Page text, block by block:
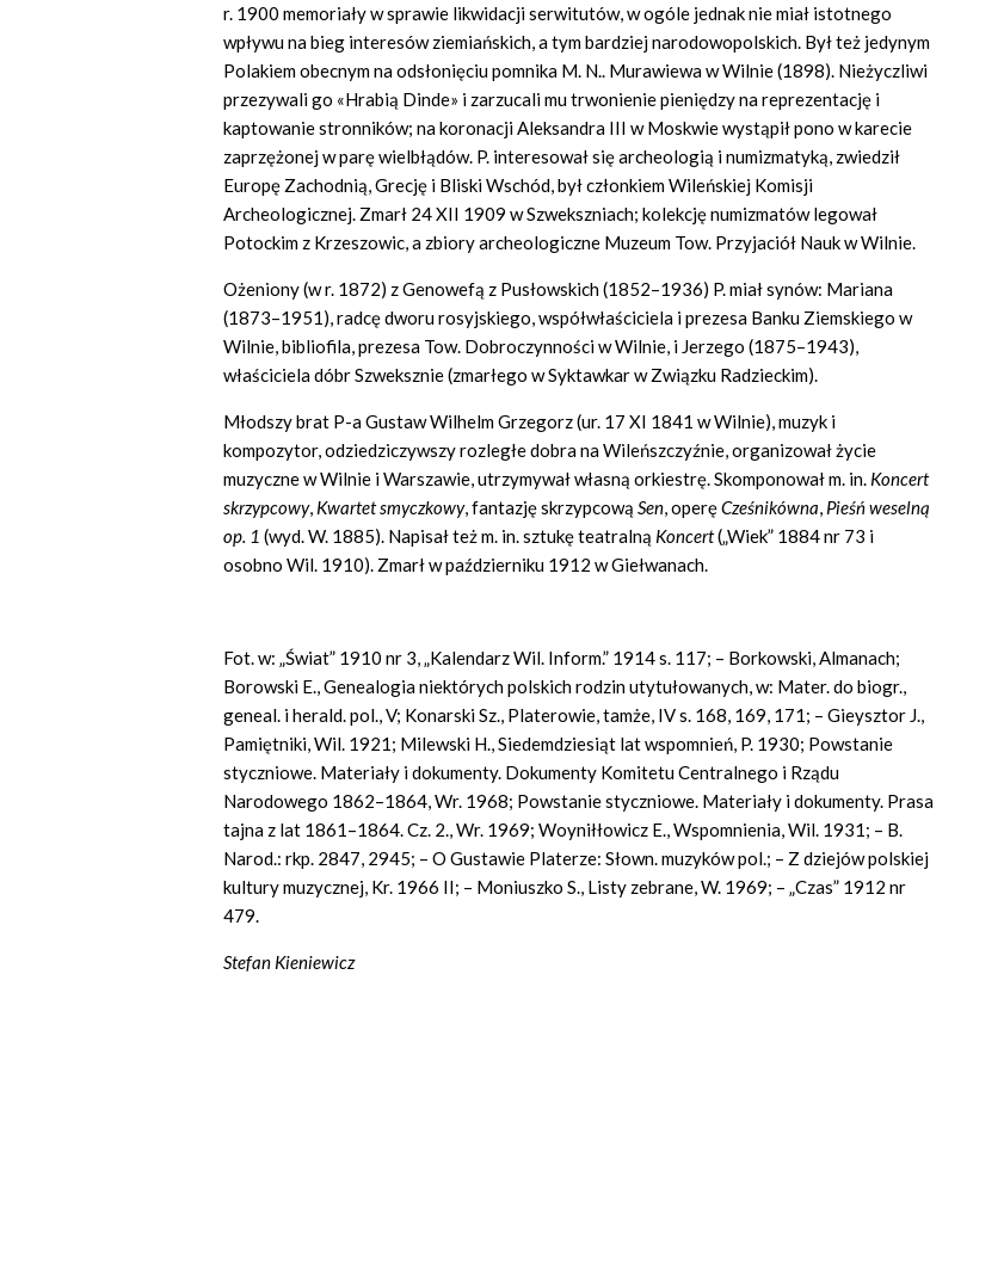
r. 1900 memoriały w sprawie likwidacji serwitutów, w ogóle jednak nie miał istotnego
wpływu na bieg interesów ziemiańskich, a tym bardziej narodowopolskich. Był też jedynym
Polakiem obecnym na odsłonięciu pomnika M. N.. Murawiewa w Wilnie (1898). Nieżyczliwi
przezywali go «Hrabią Dinde» i zarzucali mu trwonienie pieniędzy na reprezentację i
kaptowanie stronników; na koronacji Aleksandra III w Moskwie wystąpił pono w karecie
zaprzężonej w parę wielbłądów. P. interesował się archeologią i numizmatyką, zwiedził
Europę Zachodnią, Grecję i Bliski Wschód, był członkiem Wileńskiej Komisji
Archeologicznej. Zmarł 24 XII 1909 w Szwekszniach; kolekcję numizmatów legował
Potockim z Krzeszowic, a zbiory archeologiczne Muzeum Tow. Przyjaciół Nauk w Wilnie.
Ożeniony (w r. 1872) z Genowefą z Pusłowskich (1852–1936) P. miał synów: Mariana
(1873–1951), radcę dworu rosyjskiego, współwłaściciela i prezesa Banku Ziemskiego w
Wilnie, bibliofila, prezesa Tow. Dobroczynności w Wilnie, i Jerzego (1875–1943),
właściciela dóbr Szweksznie (zmarłego w Syktawkar w Związku Radzieckim).
Młodszy brat P-a Gustaw Wilhelm Grzegorz (ur. 17 XI 1841 w Wilnie), muzyk i
kompozytor, odziedziczywszy rozległe dobra na Wileńszczyźnie, organizował życie
muzyczne w Wilnie i Warszawie, utrzymywał własną orkiestrę. Skomponował m. in. Koncert
skrzypcowy, Kwartet smyczkowy,fantazję skrzypcową Sen,operęCześnikówna, Pieśń weselną
op. 1 (wyd. W. 1885). Napisał też m. in. sztukę teatralną Koncert(„Wiek” 1884 nr 73 i
osobno Wil. 1910). Zmarł w październiku 1912 w Giełwanach.
Fot. w: „Świat” 1910 nr 3, „Kalendarz Wil. Inform.” 1914 s. 117; – Borkowski, Almanach;
Borowski E., Genealogia niektórych polskich rodzin utytułowanych, w: Mater. do biogr.,
geneal. i herald. pol., V; Konarski Sz., Platerowie, tamże, IV s. 168, 169, 171; – Gieysztor J.,
Pamiętniki, Wil. 1921; Milewski H., Siedemdziesiąt lat wspomnień, P. 1930; Powstanie
styczniowe. Materiały i dokumenty. Dokumenty Komitetu Centralnego i Rządu
Narodowego 1862–1864, Wr. 1968; Powstanie styczniowe. Materiały i dokumenty. Prasa
tajna z lat 1861–1864. Cz. 2., Wr. 1969; Woyniłłowicz E., Wspomnienia, Wil. 1931; – B.
Narod.: rkp. 2847, 2945; – O Gustawie Platerze: Słown. muzyków pol.; – Z dziejów polskiej
kultury muzycznej, Kr. 1966 II; – Moniuszko S., Listy zebrane, W. 1969; – „Czas” 1912 nr
479.
Stefan Kieniewicz